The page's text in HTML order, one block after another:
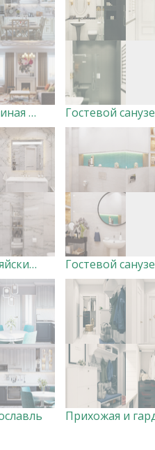
Кухня и гостиная в г.Уфа
Санузел хозяйский в г. Тюмень